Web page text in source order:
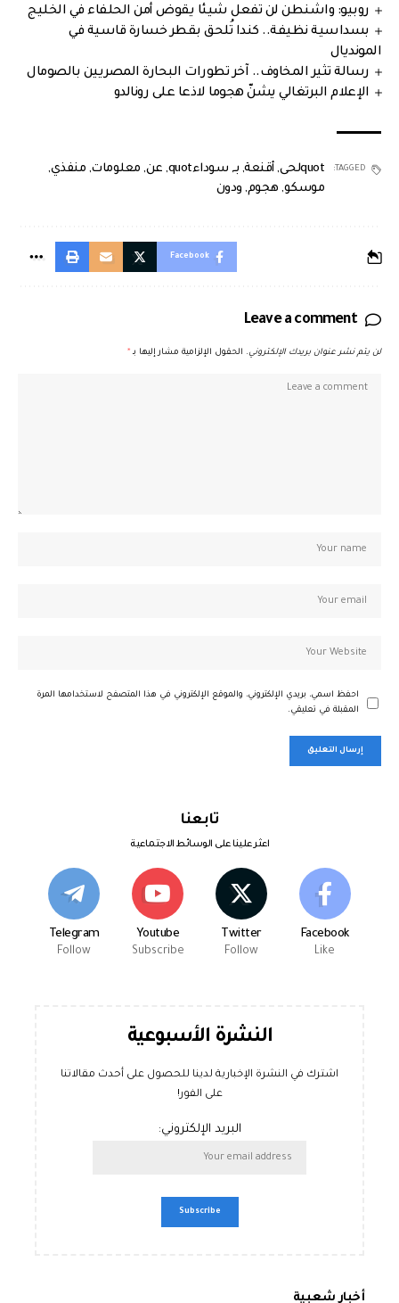
روبيو: واشنطن لن تفعل شيئا يقوض أمن الحلفاء في الخليج
بسداسية نظيفة.. كندا تُلحق بقطر خسارة قاسية في
المونديال
رسالة تثير المخاوف.. آخر تطورات البحارة المصريين بالصومال
الإعلام البرتغالي يشنّ هجوما لاذعا على رونالدو
TAGGED: quotلحى , أقنعة, بـ, سوداءquot , عن, معلومات, منفذي,
موسكو, هجوم, ودون
Facebook
Leave a comment
لن يتم نشر عنوان بريدك الإلكتروني. الحقول الإلزامية مشار إليها بـ *
احفظ اسمي، بريدي الإلكتروني، والموقع الإلكتروني في هذا المتصفح لاستخدامها المرة
المقبلة في تعليقي.
تابعنا
اعثر علينا على الوسائط الاجتماعية
Facebook
Like
Twitter
Follow
Youtube
Subscribe
Telegram
Follow
النشرة الأسبوعية
اشترك في النشرة الإخبارية لدينا للحصول على أحدث مقالاتنا
على الفور!
البريد الإلكتروني:
أخبار شعبية